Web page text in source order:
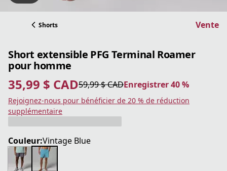
Shorts Vente
Short extensible PFG Terminal Roamer
pour homme
35,99 $ CAD
prix actuel 35,99 $ CAD59,99 $ CAD
prix original 59,99 $ CAD Enregistrer 40 %
Enregistrer 40 %
Rejoignez-nous pour bénéficier de 20 % de réduction
supplémentaire
Couleur:Vintage Blue